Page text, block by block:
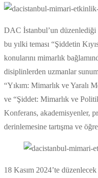
DAC İstanbul’un düzenlediği
bu yılki teması “Şiddetin
konularını mimarlık
disiplinlerden uzmanlar
“Yıkım: Mimarlık ve Yaralı
ve “Şiddet: Mimarlık ve
Konferans, akademisyenler,
derinlemesine tartışma ve
18 Kasım 2024’te